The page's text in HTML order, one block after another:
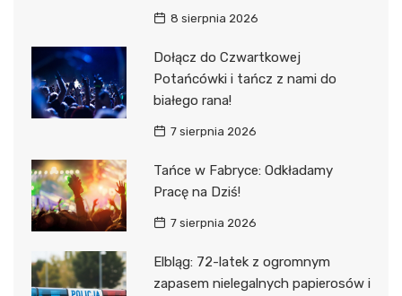
8 sierpnia 2026
Dołącz do Czwartkowej
Potańcówki i tańcz z nami do
białego rana!
7 sierpnia 2026
Tańce w Fabryce: Odkładamy
Pracę na Dziś!
7 sierpnia 2026
Elbląg: 72-latek z ogromnym
zapasem nielegalnych papierosów i